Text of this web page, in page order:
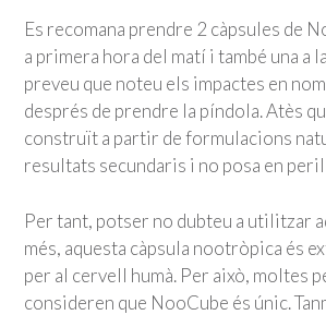
Es recomana prendre 2 càpsules de
a primera hora del matí i també una a
preveu que noteu els impactes en
després de prendre la píndola. Atès
construït a partir de formulacions
resultats secundaris i no posa en
Per tant, potser no dubteu a utilitzar
més, aquesta càpsula nootròpica és
per al cervell humà. Per això, moltes
consideren que NooCube és únic.